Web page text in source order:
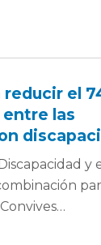
reducir el
las
y